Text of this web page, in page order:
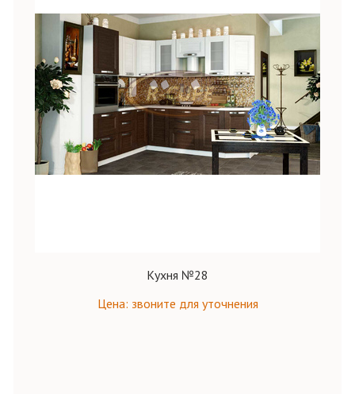
Кухня №28
Цена: звоните для уточнения